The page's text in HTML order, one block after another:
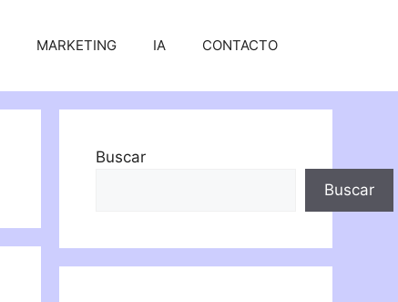
MARKETING IA CONTACTO
Buscar
Buscar